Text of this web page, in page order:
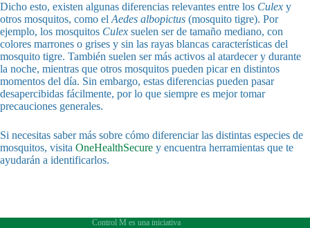
Dicho esto, existen algunas diferencias relevantes entre los Culex y
otros mosquitos, como el Aedes albopictus (mosquito tigre). Por
ejemplo, los mosquitos Culex suelen ser de tamaño mediano, con
colores marrones o grises y sin las rayas blancas características del
mosquito tigre. También suelen ser más activos al atardecer y durante
la noche, mientras que otros mosquitos pueden picar en distintos
momentos del día. Sin embargo, estas diferencias pueden pasar
desapercibidas fácilmente, por lo que siempre es mejor tomar
precauciones generales.
Si necesitas saber más sobre cómo diferenciar las distintas especies de
mosquitos, visita OneHealthSecure y encuentra herramientas que te
ayudarán a identificarlos.
Control M es una iniciativa